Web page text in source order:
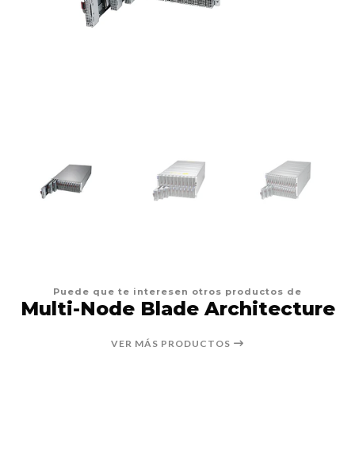
Puede que te interesen otros productos de
Multi-Node Blade Architecture
VER MÁS PRODUCTOS